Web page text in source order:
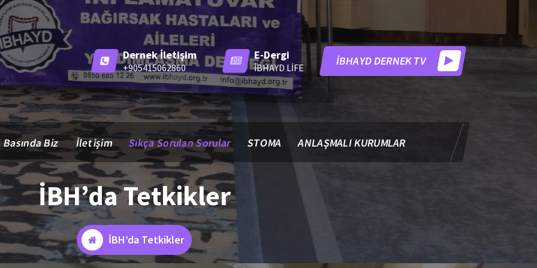
Dernek İletişim
+905415062860
E-Dergi
İBHAYD LİFE İBHAYD DERNEK TV
Basında Biz İletişim Sıkça Sorulan Sorular STOMA ANLAŞMALI KURUMLAR
İBH’da Tetkikler
İBH’da Tetkikler